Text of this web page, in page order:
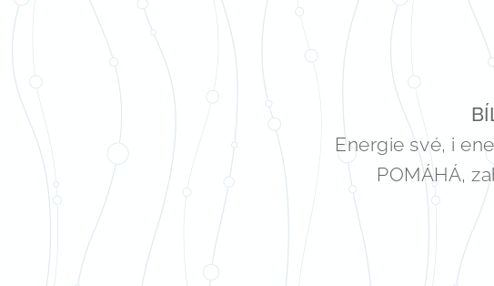
Energie své, i
POMÁHÁ,